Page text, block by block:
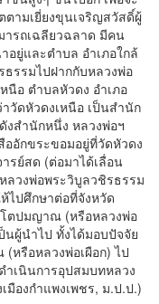
ามเยี่ยงขุนเจริญสวัสดิ์ผู้
ารถเฉลียวฉลาด มีคน
อยู่และตำบล อำเภอใกล้
ธรรมไปฝากกับหลวงพ่อ
นือ ตำบลหัวดง อำเภอ
วัดหัวดงเหนือ เป็นสำนัก
งสำนักหนึ่ง หลวงพ่อฯ
อักขระขอมอยู่ที่วัดหัวดง
รย์สด (ต่อมาได้เลื่อน
ลวงพ่อพระวิบูลวชิรธรรม
ไปศึกษาต่อที่จังหวัด
ตปมญาณ (หรือหลวงพ่อ
นผู้นำไป ทั้งได้มอบปัจจัย
รือหลวงพ่อเผือก) ไป
ำเนินการอุปสมบทหลวง
มืองกำแพงเพชร, ม.ป.ป.)